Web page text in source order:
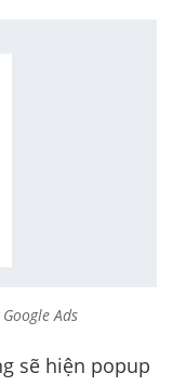
Ads
sẽ hiện popup